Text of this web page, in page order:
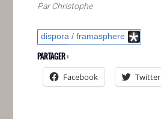
Par Christophe
dispora / framasphere
PARTAGER :
Facebook
Twitter